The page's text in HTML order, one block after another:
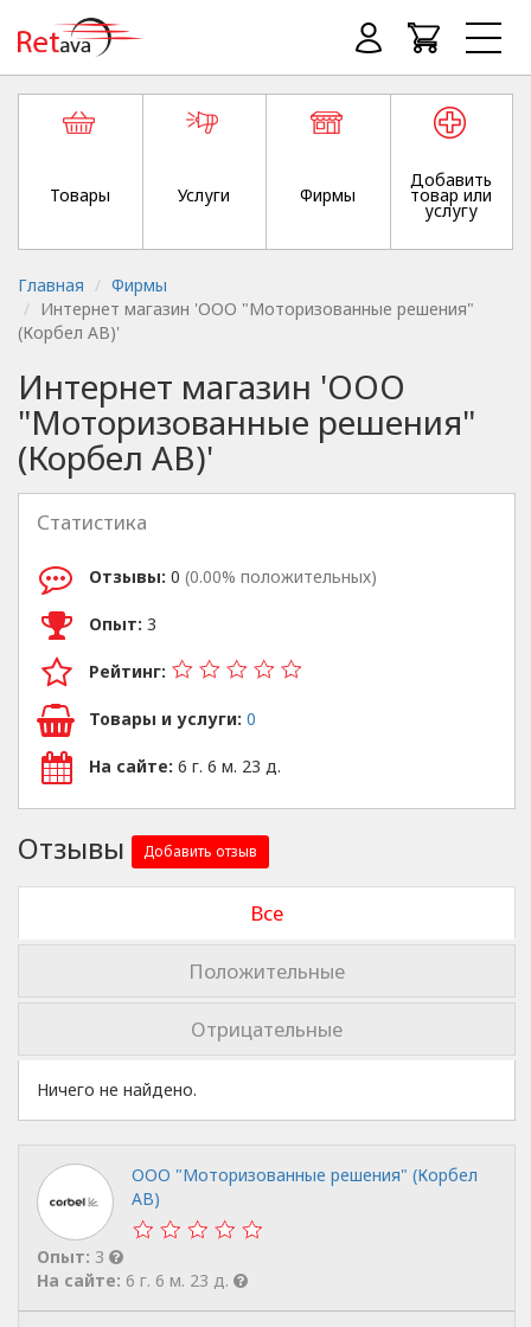
Товары Услуги Фирмы
Добавить
товар или
услугу
Главная
Фирмы
Интернет магазин 'ООО "Моторизованные решения"
(Корбел АВ)'
Интернет магазин 'ООО
"Моторизованные решения"
(Корбел АВ)'
Статистика
Отзывы: 0 (0.00% положительных)
Опыт: 3
Рейтинг:
Товары и услуги: 0
На сайте: 6 г. 6 м. 23 д.
Отзывы Добавить отзыв
Все
Положительные
Отрицательные
Ничего не найдено.
ООО "Моторизованные решения" (Корбел
АВ)
Опыт: 3
На сайте: 6 г. 6 м. 23 д.